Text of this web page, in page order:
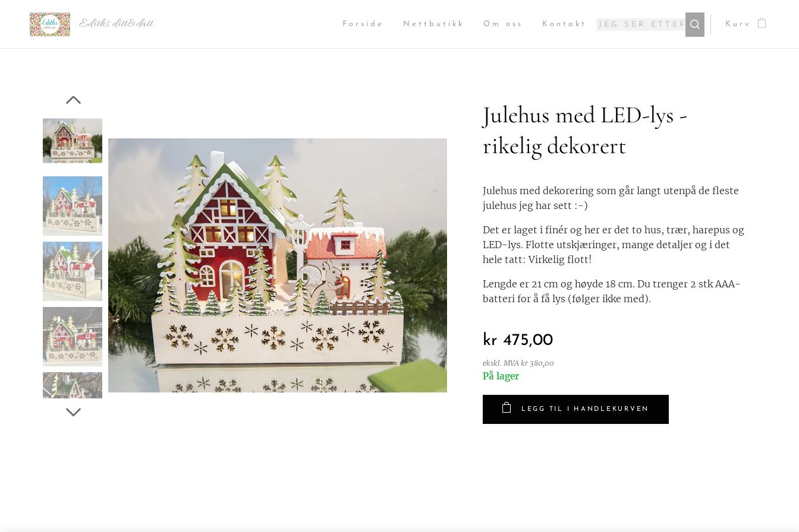
Ediths ditt&datt Forside Nettbutikk Om oss Kontakt Kurv
Julehus med LED-lys -
rikelig dekorert
Julehus med dekorering som går langt utenpå de fleste
julehus jeg har sett :-)
Det er laget i finér og her er det to hus, trær, harepus og
LED-lys. Flotte utskjæringer, mange detaljer og i det
hele tatt: Virkelig flott!
Lengde er 21 cm og høyde 18 cm. Du trenger 2 stk AAA-
batteri for å få lys (følger ikke med).
kr 475,00
ekskl. MVA kr 380,00
På lager
LEGG TIL I HANDLEKURVEN